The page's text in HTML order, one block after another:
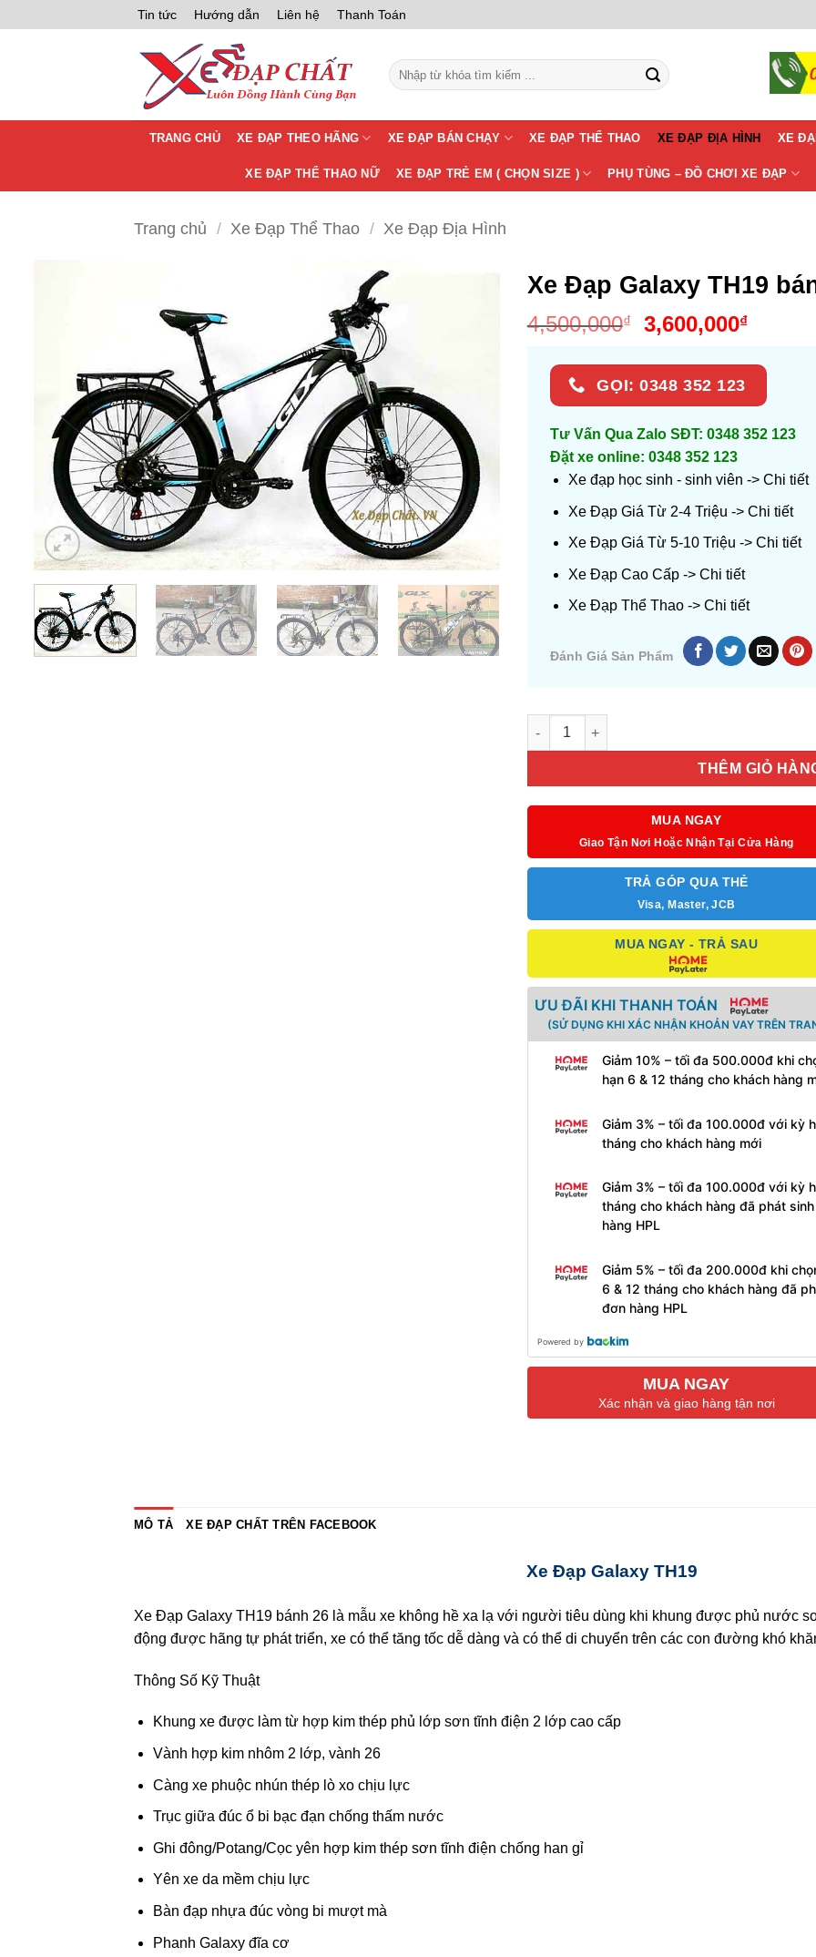
qua
Tin tức Hướng dẫn Liên hệ Thanh Toán
Tìm
kiếm:
TRANG CHỦ XE ĐẠP THEO HÃNG XE ĐẠP BÁN CHẠY XE ĐẠP THỂ THAO XE ĐẠP ĐỊA HÌNH XE
XE ĐẠP THỂ THAO NỮ XE ĐẠP TRẺ EM ( CHỌN SIZE ) PHỤ TÙNG – ĐỒ CHƠI XE ĐẠP
Trang chủ / Xe Đạp Thể Thao / Xe Đạp Địa Hình
Xe Đạp Galaxy TH19
4,500,000₫
Giá
là:
4,500,000₫.
3,600,000₫Giá
tại
GỌI: 0348 352 123
Tư Vấn Qua Zalo SĐT: 0348 352 123
Đặt xe online: 0348 352 123
Xe đạp học sinh - sinh viên ->Chi tiết
Xe Đạp Giá Từ 2-4 Triệu ->Chi tiết
Xe Đạp Giá Từ 5-10 Triệu ->Chi tiết
Xe Đạp Cao Cấp ->Chi tiết
Xe Đạp Thể Thao ->Chi tiết
Đánh Giá Sản Phẩm
Số lượng
THÊM GIỎ
MUA NGAY
Giao Tận Nơi Hoặc Nhận Tại Cửa Hàng
TRẢ GÓP QUA THẺ
Visa, Master, JCB
MUA NGAY - TRẢ SAU
ƯU ĐÃI KHI THANH TOÁN
(SỬ DỤNG KHI XÁC NHẬN KHOẢN VAY TRÊN
Giảm 10% – tối đa 500.000đ khi
hạn 6 & 12 tháng cho khách hàng
Giảm 3% – tối đa 100.000đ với kỳ
tháng cho khách hàng mới
Giảm 3% – tối đa 100.000đ với kỳ
tháng cho khách hàng đã phát
hàng HPL
Giảm 5% – tối đa 200.000đ khi
6 & 12 tháng cho khách hàng đã
đơn hàng HPL
Powered by
MUA NGAY
Xác nhận và giao hàng tận nơi
MÔ TẢ XE ĐẠP CHẤT TRÊN FACEBOOK
Xe Đạp Galaxy TH19
Xe Đạp Galaxy TH19 bánh 26 là mẫu xe không hề xa lạ với người tiêu dùng khi khung được phủ nước
động được hãng tự phát triển, xe có thể tăng tốc dễ dàng và có thể di chuyển trên các con đường khó
Thông Số Kỹ Thuật
Khung xe được làm từ hợp kim thép phủ lớp sơn tĩnh điện 2 lớp cao cấp
Vành hợp kim nhôm 2 lớp, vành 26
Càng xe phuộc nhún thép lò xo chịu lực
Trục giữa đúc ổ bi bạc đạn chống thấm nước
Ghi đông/Potang/Cọc yên hợp kim thép sơn tĩnh điện chống han gỉ
Yên xe da mềm chịu lực
Bàn đạp nhựa đúc vòng bi mượt mà
Phanh Galaxy đĩa cơ